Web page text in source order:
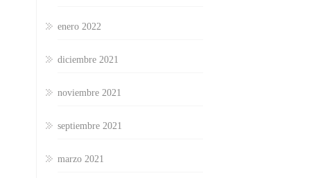
enero 2022
diciembre 2021
noviembre 2021
septiembre 2021
marzo 2021